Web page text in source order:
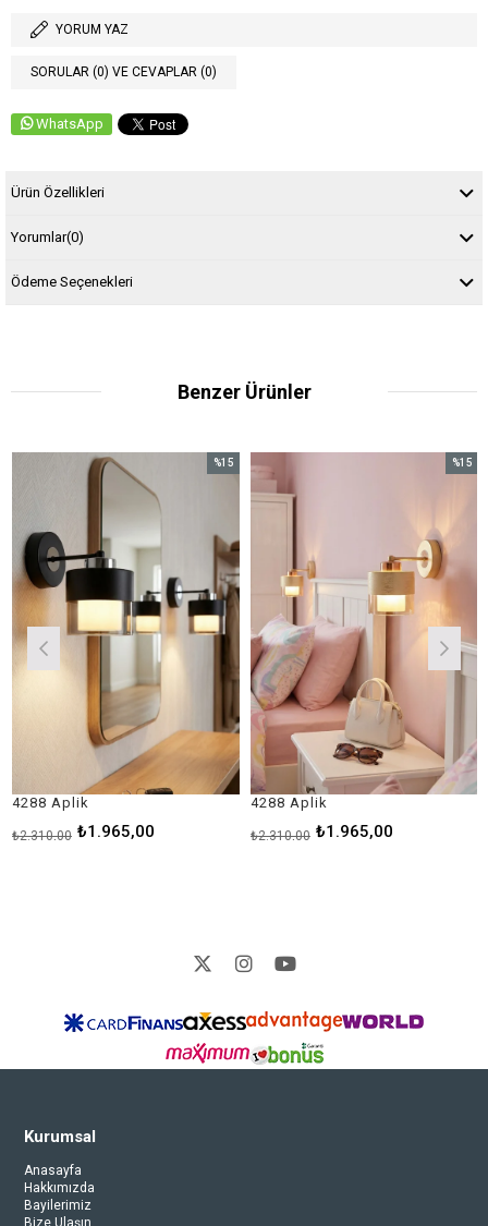
YORUM YAZ
SORULAR (0) VE CEVAPLAR (0)
WhatsApp
Ürün Özellikleri
Yorumlar(0)
Ödeme Seçenekleri
Benzer Ürünler
Aplik
₺1.965,00
4288 Aplik
₺1.965,00
₺2.310,00
Kurumsal
Anasayfa
Hakkımızda
Bayilerimiz
Bize Ulaşın